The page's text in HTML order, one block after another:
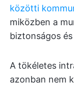
közötti
miközben a
biztonságos
A tökéletes
azonban nem